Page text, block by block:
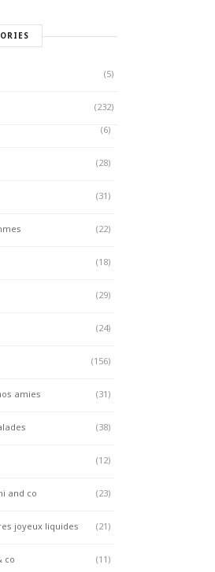
(5)
(232)
(6)
(28)
(31)
(22)
(18)
(29)
(24)
(156)
amies (31)
(38)
(12)
and co (23)
joyeux liquides (21)
co (11)